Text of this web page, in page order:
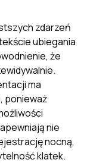
zdarzeń
ubiegania
że
ma
ponieważ
nie
nocną,
klatek.